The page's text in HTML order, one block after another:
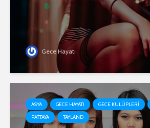
Gece Hayatı
ASYA GECE HAYATI GECE KULÜPLERI
PATTAYA
TAYLAND